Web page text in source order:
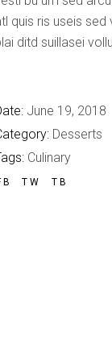
quis ris useis
ditd suillasei
June 19, 2018
Desserts
Culinary
TW TB